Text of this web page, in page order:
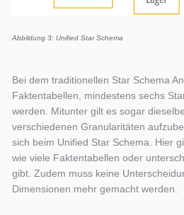
Abbildung 3: Unified Star Schema
Bei dem traditionellen Star Schema
Faktentabellen, mindestens sechs
werden. Mitunter gilt es sogar
verschiedenen Granularitäten
sich beim Unified Star Schema. Hier
wie viele Faktentabellen oder
gibt. Zudem muss keine
Dimensionen mehr gemacht werden.